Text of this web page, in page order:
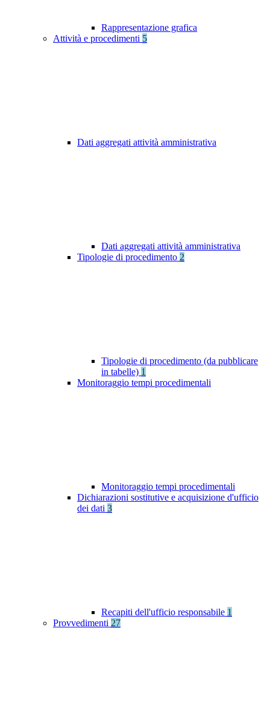
Rappresentazione grafica
Attività e procedimenti 5
Dati aggregati attività amministrativa
Dati aggregati attività amministrativa
Tipologie di procedimento 2
Tipologie di procedimento (da pubblicare
in tabelle) 1
Monitoraggio tempi procedimentali
Monitoraggio tempi procedimentali
Dichiarazioni sostitutive e acquisizione d'ufficio
dei dati 3
Recapiti dell'ufficio responsabile 1
Provvedimenti 27